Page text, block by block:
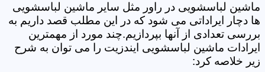
ماشین لباسشویی در راور مثل سایر ماشین لباسشویی
ها دچار ایراداتی می شود که در این مطلب قصد داریم به
بررسی تعدادی از آنها بپردازیم.چند مورد از مهمترین
ایرادات ماشین لباسشویی ایندزیت را می توان به شرح
زیر خلاصه کرد: